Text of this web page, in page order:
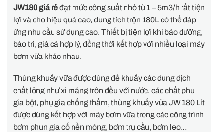
JW180 giá rẻđạt mức công suất nhỏ từ 1 – 5m3/h rất tiện
lợi và cho hiệu quả cao, dung tích trộn 180L có thể đáp
ứng nhu cầu sử dụng cao. Thiết bị tiện lợi khi bảo dưỡng,
bảo trì, giá cả hợp lý, đồng thời kết hợp với nhiều loại máy
bơm vữa khác nhau.
Thùng khuấy vữa được dùng để khuấy các dung dịch
chất lỏng như xi măng trộn đều với nước, các chất phụ
gia bột, phụ gia chống thấm, thùng khuấy vữa JW 180 Lít
được dùng kết hợp với máy bơm vữa trong các công trình
bơm phun gia cố nền móng, bơm trụ cầu, bơm leo…